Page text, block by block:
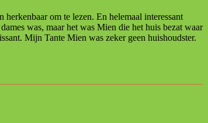
om te lezen. En helemaal interessant
was, maar het was Mien die het huis bezat waar
Mijn Tante Mien was zeker geen huishoudster.